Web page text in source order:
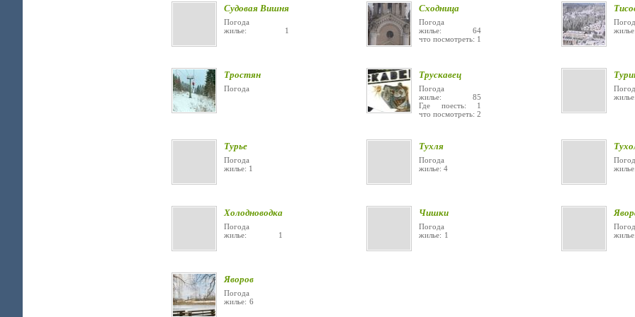
Судовая Вишня
Погода
жилье: 1
Сходница
Погода
жилье: 64
что посмотреть: 1
Тростян
Погода
Трускавец
Погода
жилье: 85
Где поесть: 1
что посмотреть: 2
Турье
Погода
жилье: 1
Тухля
Погода
жилье: 4
Холодноводка
Погода
жилье: 1
Чишки
Погода
жилье: 1
Яворов
Погода
жилье: 6